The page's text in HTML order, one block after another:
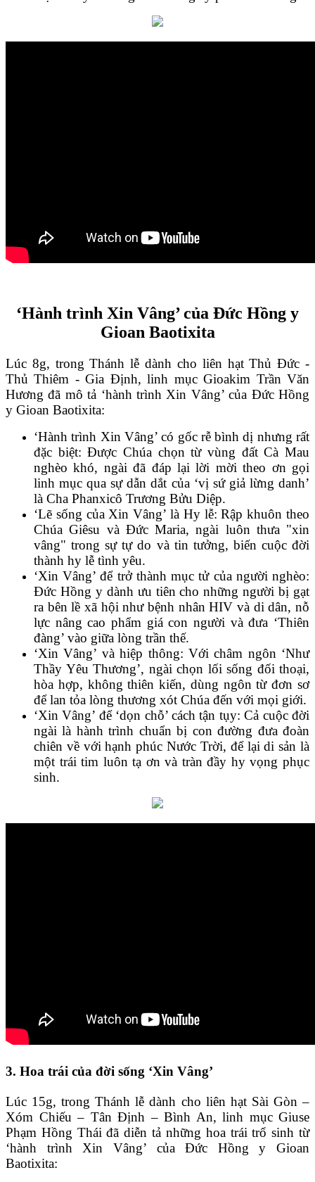
‘Hành trình Xin Vâng’ của Đức Hồng y
Gioan Baotixita
Lúc 8g, trong Thánh lễ dành cho liên hạt Thủ Đức -
Thủ Thiêm - Gia Định, linh mục Gioakim Trần Văn
Hương đã mô tả ‘hành trình Xin Vâng’ của Đức Hồng
y Gioan Baotixita:
‘Hành trình Xin Vâng’ có gốc rễ bình dị nhưng rất
đặc biệt: Được Chúa chọn từ vùng đất Cà Mau
nghèo khó, ngài đã đáp lại lời mời theo ơn gọi
linh mục qua sự dẫn dắt của ‘vị sứ giả lừng danh’
là Cha Phanxicô Trương Bửu Diệp.
‘Lẽ sống của Xin Vâng’ là Hy lễ: Rập khuôn theo
Chúa Giêsu và Đức Maria, ngài luôn thưa "xin
vâng" trong sự tự do và tin tưởng, biến cuộc đời
thành hy lễ tình yêu.
‘Xin Vâng’ để trở thành mục tử của người nghèo:
Đức Hồng y dành ưu tiên cho những người bị gạt
ra bên lề xã hội như bệnh nhân HIV và di dân, nỗ
lực nâng cao phẩm giá con người và đưa ‘Thiên
đàng’ vào giữa lòng trần thế.
‘Xin Vâng’ và hiệp thông: Với châm ngôn ‘Như
Thầy Yêu Thương’, ngài chọn lối sống đối thoại,
hòa hợp, không thiên kiến, dùng ngôn từ đơn sơ
để lan tỏa lòng thương xót Chúa đến với mọi giới.
‘Xin Vâng’ để ‘dọn chỗ’ cách tận tụy: Cả cuộc đời
ngài là hành trình chuẩn bị con đường đưa đoàn
chiên về với hạnh phúc Nước Trời, để lại di sản là
một trái tim luôn tạ ơn và tràn đầy hy vọng phục
sinh.
3. Hoa trái của đời sống ‘Xin Vâng’
Lúc 15g, trong Thánh lễ dành cho liên hạt Sài Gòn –
Xóm Chiếu – Tân Định – Bình An, linh mục Giuse
Phạm Hồng Thái đã diễn tả những hoa trái trổ sinh từ
‘hành trình Xin Vâng’ của Đức Hồng y Gioan
Baotixita: